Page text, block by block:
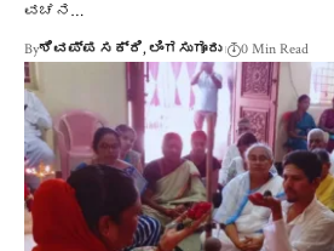
ವಚನ…
Byಶಿವಪ್ಪ ಸಕ್ರಿ, ಲಿಂಗಸುಗೂರು 0 Min Read